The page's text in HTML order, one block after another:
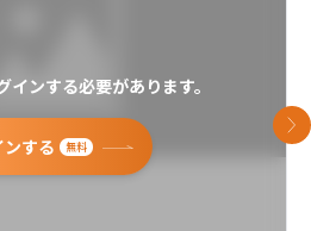
インする必要があります。
ンする 無料
次